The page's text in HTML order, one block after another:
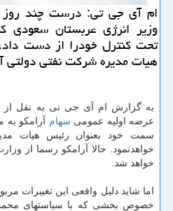
ام آی جی تی: درست چند روز
وزیر انرژی عربستان سعودی
تحت كنترل خودرا از دست
هیات مدیره شركت نفتی دولتی
به گزارش ام آی جی تی به نقل از
عرضه اولیه عمومی سهام آرامكو به
سمت خود بعنوان رئیس هیات
خواهدنمود. حالا آرامكو رسما از
خواهد شد.
اما شاید دلیل واقعی این تغییرات
خصوص بخشی كه با سیاستهای محمد